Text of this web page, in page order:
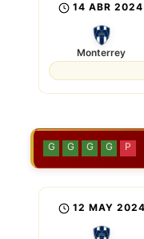
14 ABR 2024
Monterrey
G G G G P
12 MAY 2024